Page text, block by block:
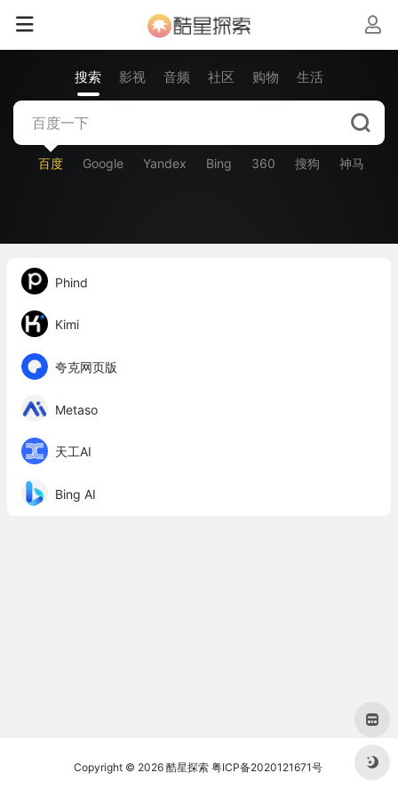
搜索 影视 音频 社区 购物 生活
百度 Google Yandex Bing 360 搜狗 神马
Phind
Kimi
夸克网页版
Metaso
天工AI
Bing AI
Copyright © 2026 酷星探索 粤ICP备2020121671号